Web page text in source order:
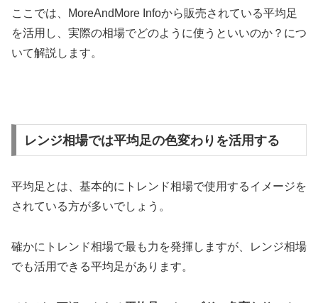
ここでは、MoreAndMore Infoから販売されている平均足
を活用し、実際の相場でどのように使うといいのか？につ
いて解説します。
レンジ相場では平均足の色変わりを活用する
平均足とは、基本的にトレンド相場で使用するイメージを
されている方が多いでしょう。
確かにトレンド相場で最も力を発揮しますが、レンジ相場
でも活用できる平均足があります。